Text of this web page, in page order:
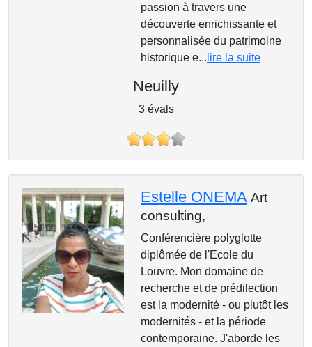
passion à travers une
découverte enrichissante et
personnalisée du patrimoine
historique e... lire la suite
Neuilly
3 évals
Estelle ONEMA Art
consulting,
Conférencière polyglotte
diplômée de l'Ecole du
Louvre. Mon domaine de
recherche et de prédilection
est la modernité - ou plutôt les
modernités - et la période
contemporaine. J'aborde les